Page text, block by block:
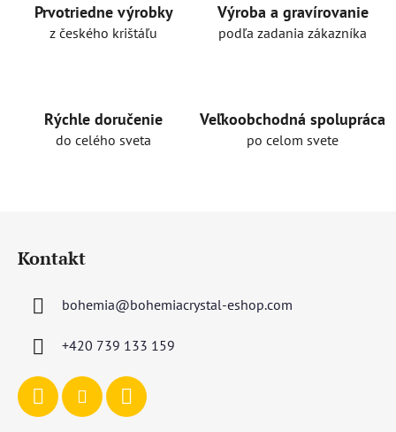
r
v
Prvotriedne výrobky
z českého krištáľu
Výroba a gravírovanie
podľa zadania zákazníka
Rýchle doručenie
do celého sveta
Veľkoobchodná spolupráca
po celom svete
Kontakt
bohemia@bohemiacrystal-eshop.com
+420 739 133 159